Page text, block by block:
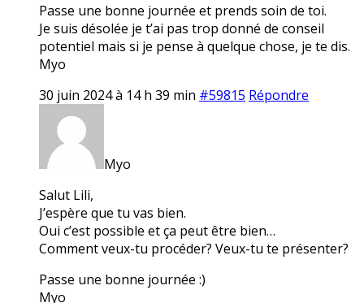
Passe une bonne journée et prends soin de toi.
Je suis désolée je t’ai pas trop donné de conseil
potentiel mais si je pense à quelque chose, je te dis.
Myo
30 juin 2024 à 14 h 39 min #59815 Répondre
Myo
Salut Lili,
J’espère que tu vas bien.
Oui c’est possible et ça peut être bien…
Comment veux-tu procéder? Veux-tu te présenter?
Passe une bonne journée :)
Myo